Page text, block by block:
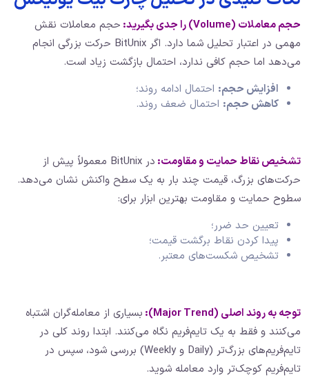
حجم معاملات (Volume) را جدی بگیرید: حجم معاملات نقش
مهمی در اعتبار تحلیل شما دارد. اگر BitUnix حرکت بزرگی انجام
می‌دهد اما حجم کافی ندارد، احتمال بازگشت زیاد است.
افزایش حجم: احتمال ادامه روند؛
کاهش حجم: احتمال ضعف روند.
تشخیص نقاط حمایت و مقاومت:
در BitUnix معمولاً پیش از
حرکت‌های بزرگ، قیمت چند بار به یک سطح واکنش نشان می‌دهد.
سطوح حمایت و مقاومت بهترین ابزار برای:
تعیین حد ضرر؛
پیدا کردن نقاط برگشت قیمت؛
تشخیص شکست‌های معتبر.
توجه به روند اصلی (Major Trend):
بسیاری از معامله‌گران اشتباه
می‌کنند و فقط به یک تایم‌فریم نگاه می‌کنند. ابتدا روند کلی در
تایم‌فریم‌های بزرگ‌تر (Daily و Weekly) بررسی شود، سپس در
تایم‌فریم کوچک‌تر وارد معامله شوید.